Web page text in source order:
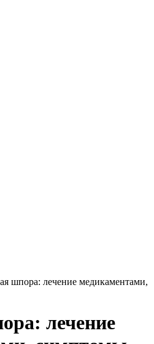
шпора: лечение медикаментами,
лечение